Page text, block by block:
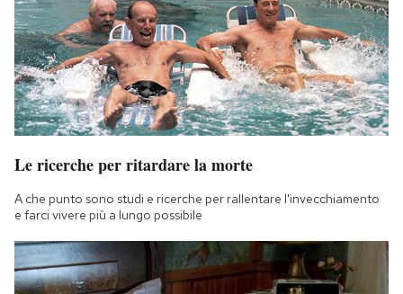
Hai bisogno di aiuto?
Esci
Le ricerche per ritardare la morte
A che punto sono studi e ricerche per rallentare l'invecchiamento
e farci vivere più a lungo possibile